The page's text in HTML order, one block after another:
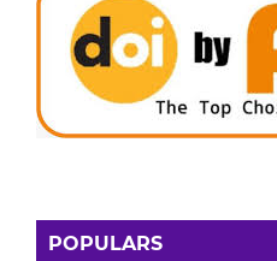
POPULARS